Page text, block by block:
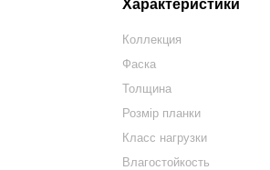
Характеристики
Коллекция
Фаска
Толщина
Розмір планки
Класс нагрузки
Влагостойкость